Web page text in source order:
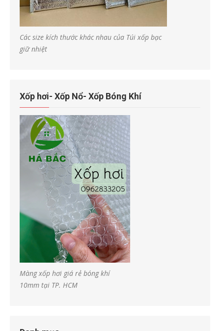
Các size kích thước khác nhau của Túi xốp bạc
giữ nhiệt
Xốp hơi- Xốp Nổ- Xốp Bóng Khí
Màng xốp hơi giá rẻ bóng khí
10mm tại TP. HCM